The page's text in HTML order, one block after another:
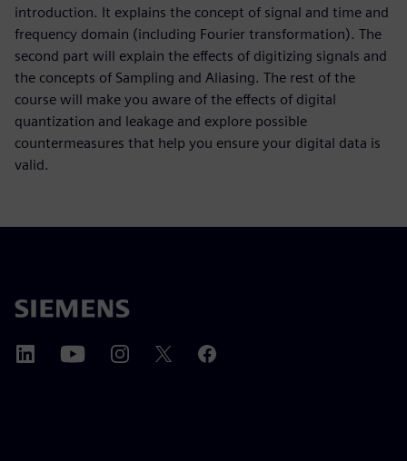
introduction. It explains the concept of signal and time and
frequency domain (including Fourier transformation). The
second part will explain the effects of digitizing signals and
the concepts of Sampling and Aliasing. The rest of the
course will make you aware of the effects of digital
quantization and leakage and explore possible
countermeasures that help you ensure your digital data is
valid.